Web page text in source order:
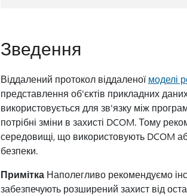
Зведення
Віддалений протокол віддаленоїмоделі
представлення об'єктів прикладних
використовується для зв'язку між
потрібні зміни в захисті DCOM. Тому
середовищі, що використовують DCOM
безпеки.
ПриміткаНаполегливо рекомендуємо
забезпечують розширений захист від